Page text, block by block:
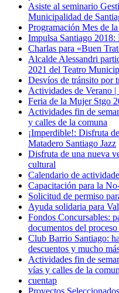
Asiste al seminario
Municipalidad de
Programación Mes de
Impulsa Santiago 2018:
Charlas para «Buen
Alcalde Alessandri
2021 del Teatro
Desvíos de tránsito por
Actividades de Verano |
Feria de la Mujer Stgo
Actividades fin de
y calles de la comuna
¡Imperdible!: Disfruta
Matadero Santiago Jazz
Disfruta de una nueva
cultural
Calendario de
Capacitación para la
Solicitud de permiso
Ayuda solidaria para
Fondos Concursables:
documentos del
Club Barrio Santiago:
descuentos y mucho
Actividades fin de
vías y calles de la
cuentap
Proyectos